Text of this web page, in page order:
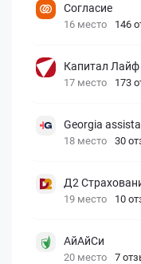
Согласие
16 место 146
Капитал Лайф
17 место 173
Georgia
18 место 30
Д2
19 место 10
АйАйСи
20 место 7